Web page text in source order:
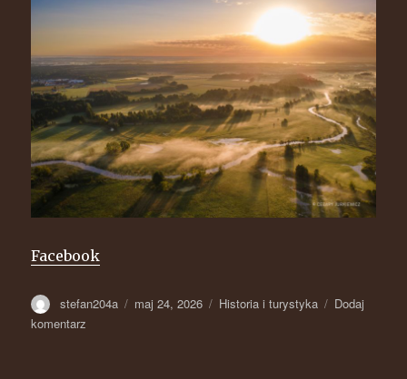
Facebook
Autor
stefan204a Opublikowano
maj 24, 2026 Kategorie
Historia i turystyka
Dodaj
komentarz